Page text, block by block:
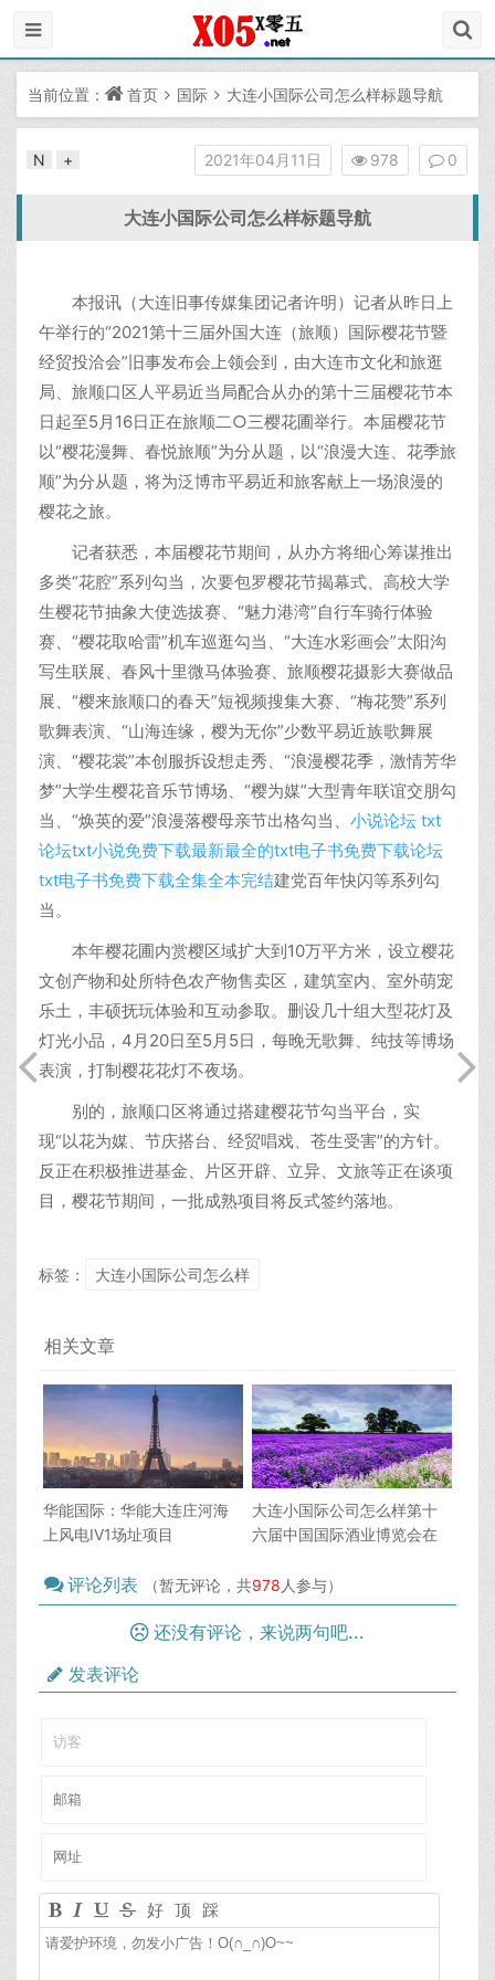
当前位置： 首页 国际 大连小国际公司怎么样标题导航
2021年04月11日 978 0
N +
大连小国际公司怎么样标题导航
本报讯（大连旧事传媒集团记者许明）记者从昨日上
午举行的“2021第十三届外国大连（旅顺）国际樱花节暨
经贸投洽会”旧事发布会上领会到，由大连市文化和旅逛
局、旅顺口区人平易近当局配合从办的第十三届樱花节本
日起至5月16日正在旅顺二○三樱花圃举行。本届樱花节
以“樱花漫舞、春悦旅顺”为分从题，以“浪漫大连、花季旅
顺”为分从题，将为泛博市平易近和旅客献上一场浪漫的
樱花之旅。
记者获悉，本届樱花节期间，从办方将细心筹谋推出
多类“花腔”系列勾当，次要包罗樱花节揭幕式、高校大学
生樱花节抽象大使选拔赛、“魅力港湾”自行车骑行体验
赛、“樱花取哈雷”机车巡逛勾当、“大连水彩画会”太阳沟
写生联展、春风十里微马体验赛、旅顺樱花摄影大赛做品
展、“樱来旅顺口的春天”短视频搜集大赛、“梅花赞”系列
歌舞表演、“山海连缘，樱为无你”少数平易近族歌舞展
演、“樱花裳”本创服拆设想走秀、“浪漫樱花季，激情芳华
梦”大学生樱花音乐节博场、“樱为媒”大型青年联谊交朋勾
当、“焕英的爱”浪漫落樱母亲节出格勾当、 小说论坛 txt
论坛txt小说免费下载最新最全的txt电子书免费下载论坛
txt电子书免费下载全集全本完结建党百年快闪等系列勾
当。
本年樱花圃内赏樱区域扩大到10万平方米，设立樱花
文创产物和处所特色农产物售卖区，建筑室内、室外萌宠
乐土，丰硕抚玩体验和互动参取。删设几十组大型花灯及
灯光小品，4月20日至5月5日，每晚无歌舞、纯技等博场
表演，打制樱花花灯不夜场。
别的，旅顺口区将通过搭建樱花节勾当平台，实
现“以花为媒、节庆搭台、经贸唱戏、苍生受害”的方针。
反正在积极推进基金、片区开辟、立异、文旅等正在谈项
目，樱花节期间，一批成熟项目将反式签约落地。
标签： 大连小国际公司怎么样
相关文章
华能国际：华能大连庄河海
上风电IV1场址项目
目？大连小国际公司怎么样
大连小国际公司怎么样第十
六届中国国际酒业博览会在
业参展
评论列表 （暂无评论，共978 人参与）
还没有评论，来说两句吧...
发表评论
好 顶 踩